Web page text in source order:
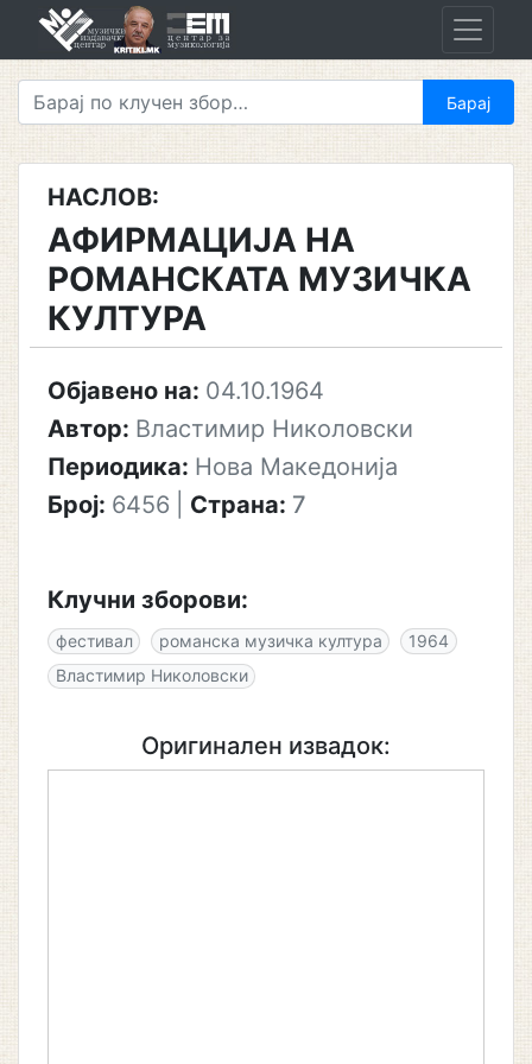
НАСЛОВ:
АФИРМАЦИЈА НА
РОМАНСКАТА МУЗИЧКА
КУЛТУРА
Објавено на: 04.10.1964
Автор: Властимир Николовски
Периодика: Нова Македонија
Број: 6456 Страна: 7
Клучни зборови:
фестивал романска музичка култура
1964
Властимир Николовски
Оригинален извадок: